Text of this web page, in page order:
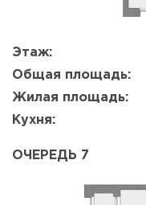
Этаж:
Общая площадь:
Жилая площадь:
Кухня:
ОЧЕРЕДЬ 7